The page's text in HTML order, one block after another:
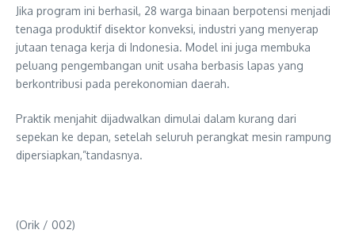
Jika program ini berhasil, 28 warga binaan berpotensi menjadi
tenaga produktif disektor konveksi, industri yang menyerap
jutaan tenaga kerja di Indonesia. Model ini juga membuka
peluang pengembangan unit usaha berbasis lapas yang
berkontribusi pada perekonomian daerah.
Praktik menjahit dijadwalkan dimulai dalam kurang dari
sepekan ke depan, setelah seluruh perangkat mesin rampung
dipersiapkan,”tandasnya.
(Orik / 002)